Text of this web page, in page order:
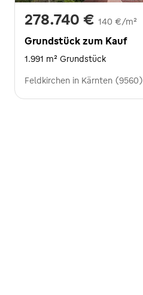
278.740 € 140 €/m²
Grundstück zum Kauf
1.991 m² Grundstück
Feldkirchen in Kärnten (9560)